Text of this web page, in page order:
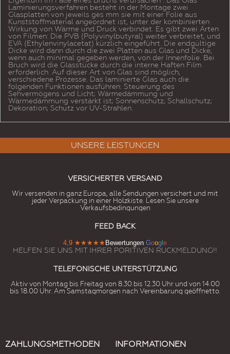
Laminierungsverfahren besteht in der Montage zwei
Glasplatten von jeweils ges mm sie mit einer Folie aus
Kunststoffmaterial angeordnet ist, unter der kombinierten
Wirkung von Wärme und Druck verbindet. Es gibt zwei Arten
von Filmen: Die PVB (Polyvinylbutyral) weiter verbreitet, und
EVA (Ethylenvinylacetat) kürzlich eingeführt. Die endgültige
Dicke wird dann durch die zwei Platten aus Glas und Dicke,
wenn auch minimal gegeben werden, von der Innenfolie. Bei
Bruch wird die Glasstücke durch die interne Haften Film
erforderlich. Auf dieser Art von Glas sind möglich,
verschiedene Prozesse. Das laminierte Glas auch die
folgenden Funktionen ausführen: Steuerung des
Sehvermögens und Licht; Wärmedämmung und
Wärmedämmung verstärkt ist; Sonnenschutz; Schallschutz;
Dekoration; Schutz vor UV-Strahlen.
UNSERE LEISTUNGEN
VERSICHERTER VERSAND
Wir versenden in ganz Europa, alle Sendungen versichert und mit
jeder Verpackung in einer Holzkiste. Lesen Sie unsere
Verkaufsbedingungen
FEED BACK
4,9 ★★★★★ Bewertungen Goog e
HELFEN SIE UNS MIT IHRER PORITIVEN RUCKMELDUNG!!
TELEFONISCHE UNTERSTÜTZUNG
Aktiv von Montag bis Freitag von 8.30 bis 12.30 Uhr und von 14.00
bis 18.00 Uhr. Am Samstagmorgen nach Vereinbarung geöffnetto.
ZAHLUNGSMETHODEN INFORMATIONEN